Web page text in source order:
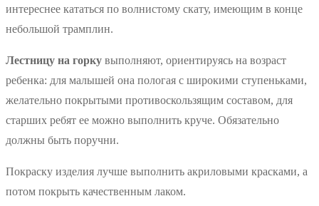
интереснее кататься по волнистому скату, имеющим в конце
небольшой трамплин.
Лестницу на горку выполняют, ориентируясь на возраст
ребенка: для малышей она пологая с широкими ступеньками,
желательно покрытыми противоскользящим составом, для
старших ребят ее можно выполнить круче. Обязательно
должны быть поручни.
Покраску изделия лучше выполнить акриловыми красками, а
потом покрыть качественным лаком.